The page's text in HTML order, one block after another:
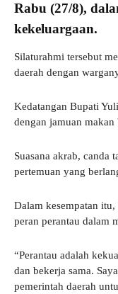
Rabu (27/8),
kekeluargaan.
Silaturahmi tersebut
daerah dengan
Kedatangan Bupati
dengan jamuan makan
Suasana akrab, canda
pertemuan yang
Dalam kesempatan
peran perantau dalam
“Perantau adalah
dan bekerja sama.
pemerintah daerah